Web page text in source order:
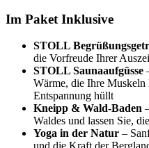
Im Paket Inklusive
STOLL
die Vorfreude Ihrer
STOLL Saunaaufgüsse
Wärme, die Ihre
Entspannung hüllt
Kneipp & Wald-Baden
Waldes und lassen Sie,
Yoga in der Natur –